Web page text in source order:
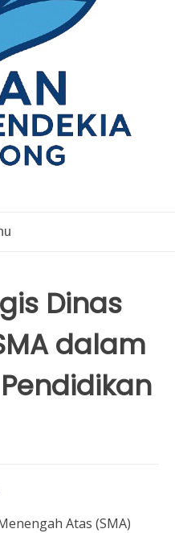
Dinas
dalam
Atas (SMA)